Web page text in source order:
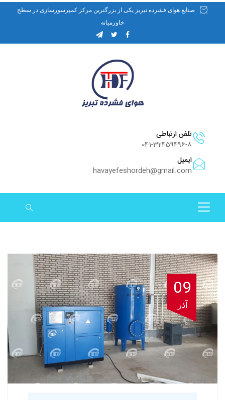
صنایع هوای فشرده تبریز یکی از بزرگترین مرکز کمپرسورسازی در سطح
خاورمیانه
تلفن ارتباطی
041-32459496-8
ایمیل
havayefeshordeh@gmail.com
09
آذر